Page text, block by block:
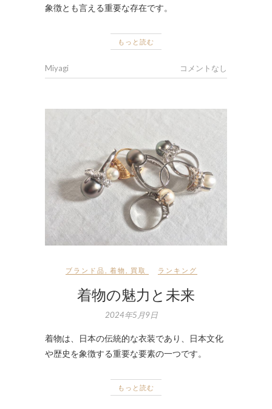
象徴とも言える重要な存在です。
もっと読む
Miyagi コメントなし
ブランド品 着物 買取 ランキング
着物の魅力と未来
2024年5月9日
着物は、日本の伝統的な衣装であり、日本文化
や歴史を象徴する重要な要素の一つです。
もっと読む